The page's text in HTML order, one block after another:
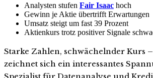
Analysten stufen Fair Isaac hoch
Gewinn je Aktie übertrifft Erwartungen
Umsatz steigt um fast 39 Prozent
Aktienkurs trotz positiver Signale
Starke Zahlen, schwächelnder Kurs
zeichnet sich ein interessantes